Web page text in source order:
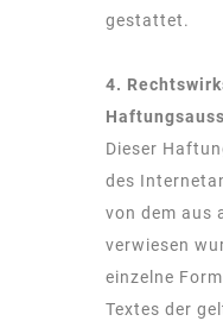
gestattet.
4.
Dieser
des
von dem aus
verwiesen
einzelne
Textes der